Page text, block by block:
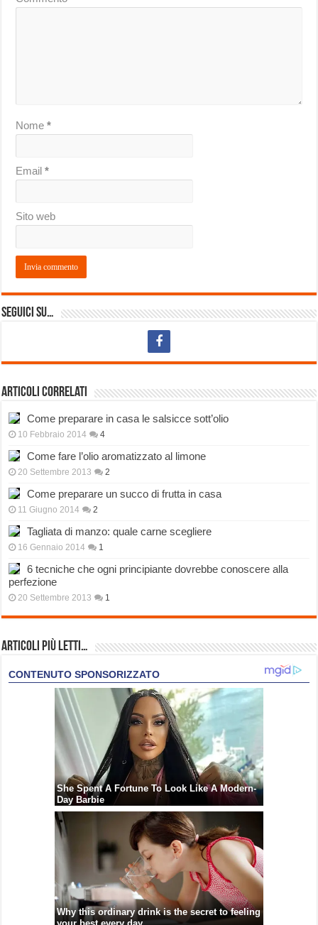
Nome*
Email*
Sito web
Seguici su…
Articoli correlati
Come preparare in casa le salsicce sott’olio
10 Febbraio 2014 4
Come fare l’olio aromatizzato al limone
20 Settembre 2013 2
Come preparare un succo di frutta in casa
11 Giugno 2014 2
Tagliata di manzo: quale carne scegliere
16 Gennaio 2014 1
6 tecniche che ogni principiante dovrebbe conoscere alla
perfezione
20 Settembre 2013 1
Articoli più Letti…